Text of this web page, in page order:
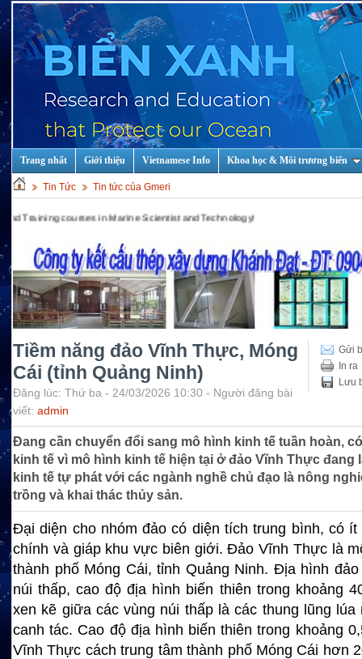
Trang nhất Giới thiệu Vietnamese Info Khoa học & Môi trương biển
Tin Tức Tin tức của Gmeri
Marine Scientist and Technology!
Gửi
In ra
Lưu
Tiềm năng đảo Vĩnh Thực, Móng
Cái (tỉnh Quảng Ninh)
Đăng lúc: Thứ ba - 24/03/2026 10:30 - Người đăng bài
viết: admin
Đang cần chuyển đổi sang mô hình kinh tế tuần hoàn,
kinh tế vì mô hình kinh tế hiện tại ở đảo Vĩnh Thực đang
kinh tế tự phát với các ngành nghề chủ đạo là nông
trồng và khai thác thủy sản.
Đại diện cho nhóm đảo có diện tích trung bình, có
chính và giáp khu vực biên giới. Đảo Vĩnh Thực là
thành phố Móng Cái, tỉnh Quảng Ninh. Địa hình
núi thấp, cao độ địa hình biến thiên trong khoảng
xen kẽ giữa các vùng núi thấp là các thung lũng
canh tác. Cao độ địa hình biến thiên trong khoảng
Vĩnh Thực cách trung tâm thành phố Móng Cái hơn